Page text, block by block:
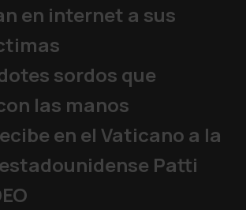
en internet a sus
sordos que
las manos
en el Vaticano a la
Patti